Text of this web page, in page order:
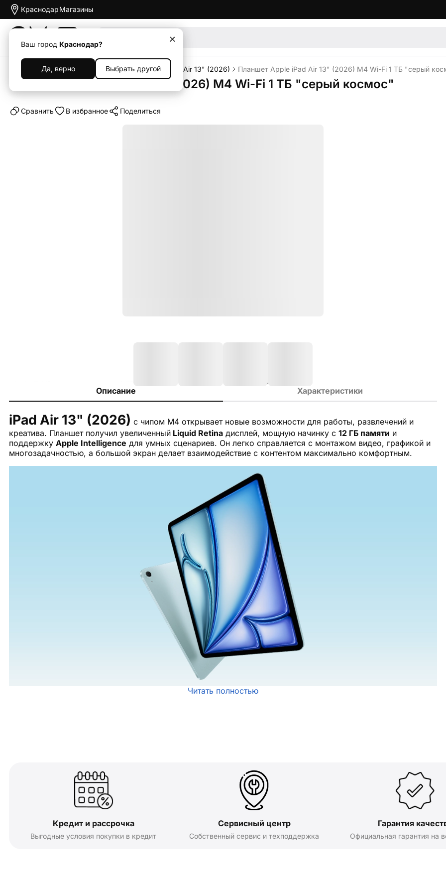
Краснодар
Ваш город Краснодар?
Да, верно Выбрать другой
Магазины
Каталог Планшеты iPad Apple iPad Air 13" (2026) Планшет Apple iPad Air 13" (2026) M4 Wi-Fi 1 ТБ "серый
Планшет Apple iPad Air 13" (2026) M4 Wi-Fi 1 ТБ "серый космос"
Cравнить В избранное Поделиться
Описание Характеристики
iPad Air 13" (2026) с чипом M4 открывает новые возможности для работы, развлечений и
креатива. Планшет получил увеличенный Liquid Retina дисплей, мощную начинку с 12 ГБ памяти и
поддержку Apple Intelligence для умных сценариев. Он легко справляется с монтажом видео, графикой и
многозадачностью, а большой экран делает взаимодействие с контентом максимально комфортным.
Читать полностью
Кредит и рассрочка
Выгодные условия покупки в кредит
Сервисный центр
Собственный сервис и техподдержка
Гарантия
Официальная гарантия на